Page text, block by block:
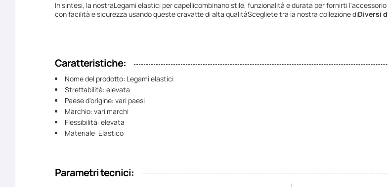
In sintesi, la nostraLegami elastici per capellicombinano stile, funzionalità e durata per fornirti
con facilità e sicurezza usando queste cravatte di alta qualitàScegliete tra la nostra collezione diDiversi
Caratteristiche:
Nome del prodotto: Legami elastici
Strettabilità: elevata
Paese d'origine: vari paesi
Marchio: vari marchi
Flessibilità: elevata
Materiale: Elastico
Parametri tecnici: